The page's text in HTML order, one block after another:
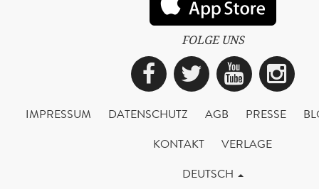
FOLGE UNS
Facebook
Twitter
IMPRESSUM DATENSCHUTZ AGB PRESSE
KONTAKT
VERLAGE
DEUTSCH